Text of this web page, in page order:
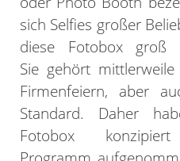
sich Selfies großer
diese Fotobox groß
Sie gehört
Firmenfeiern, aber
Standard. Daher
Fotobox